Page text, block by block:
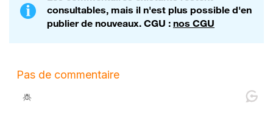
consultables, mais il n'est plus possible d'en
publier de nouveaux. CGU : nos CGU